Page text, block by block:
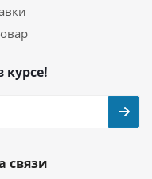
курсе!
связи